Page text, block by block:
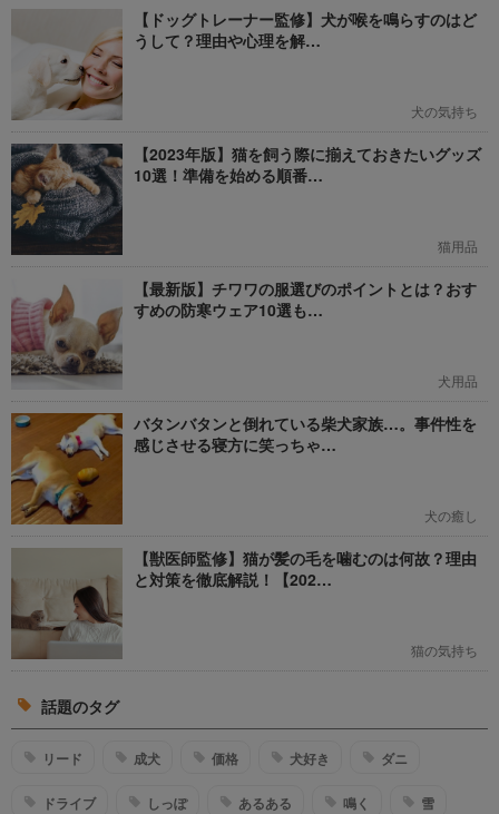
【ドッグトレーナー監修】犬が喉を鳴らすのはど
うして？理由や心理を解…
犬の気持ち
【2023年版】猫を飼う際に揃えておきたいグッズ
10選！準備を始める順番…
猫用品
【最新版】チワワの服選びのポイントとは？おす
すめの防寒ウェア10選も…
犬用品
バタンバタンと倒れている柴犬家族…。事件性を
感じさせる寝方に笑っちゃ…
犬の癒し
【獣医師監修】猫が髪の毛を噛むのは何故？理由
と対策を徹底解説！【202…
猫の気持ち
話題のタグ
リード 成犬 価格 犬好き ダニ
ドライブ しっぽ あるある 鳴く 雪